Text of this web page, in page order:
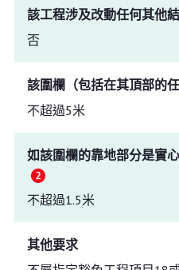
該工程涉及改動任何其他
否
該圍欄（包括在其頂部的
不超過5米
如該圍欄的靠地部分是實
不超過1.5米
其他要求